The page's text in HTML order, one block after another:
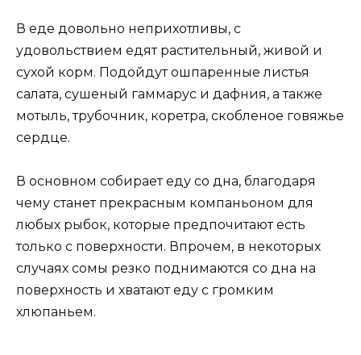
В еде довольно неприхотливы, с
удовольствием едят растительный, живой и
сухой корм. Подойдут ошпаренные листья
салата, сушеный гаммарус и дафния, а также
мотыль, трубочник, коретра, скобленое говяжье
сердце.
В основном собирает еду со дна, благодаря
чему станет прекрасным компаньоном для
любых рыбок, которые предпочитают есть
только с поверхности. Впрочем, в некоторых
случаях сомы резко поднимаются со дна на
поверхность и хватают еду с громким
хлюпаньем.